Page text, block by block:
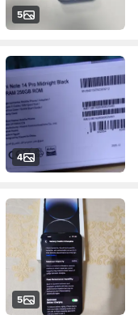
5
4
5